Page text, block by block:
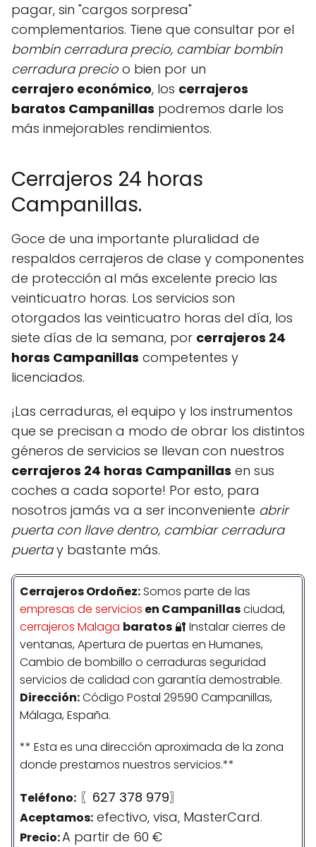
pagar, sin "cargos sorpresa"
complementarios. Tiene que consultar por el
bombin cerradura precio, cambiar bombín
cerradura precio o bien por un
cerrajero económico, los cerrajeros
baratos Campanillas podremos darle los
más inmejorables rendimientos.
Cerrajeros 24 horas
Campanillas.
Goce de una importante pluralidad de
respaldos cerrajeros de clase y componentes
de protección al más excelente precio las
veinticuatro horas. Los servicios son
otorgados las veinticuatro horas del día, los
siete días de la semana, por cerrajeros 24
horas Campanillas competentes y
licenciados.
¡Las cerraduras, el equipo y los instrumentos
que se precisan a modo de obrar los distintos
géneros de servicios se llevan con nuestros
cerrajeros 24 horas Campanillas en sus
coches a cada soporte! Por esto, para
nosotros jamás va a ser inconveniente abrir
puerta con llave dentro, cambiar cerradura
puertay bastante más.
Cerrajeros Ordoñez:Somos parte de las
empresas de servicios en Campanillasciudad,
cerrajeros Malaga baratos 🔐 Instalar cierres de
ventanas, Apertura de puertas en Humanes,
Cambio de bombillo o cerraduras seguridad
servicios de calidad con garantía demostrable.
Dirección:Código Postal 29590 Campanillas,
Málaga, España.
** Esta es una dirección aproximada de la zona
donde prestamos nuestros servicios.**
Teléfono: 〖627 378 979〗
Aceptamos: efectivo, visa, MasterCard.
Precio:A partir de 60 €